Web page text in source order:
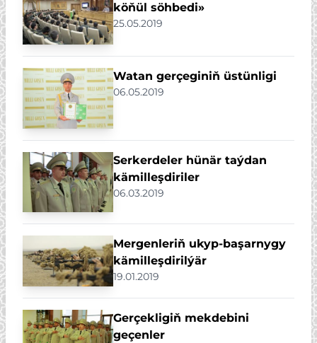
köňül söhbedi»
25.05.2019
Watan gerçeginiň üstünligi
06.05.2019
Serkerdeler hünär taýdan
kämilleşdiriler
06.03.2019
Mergenleriň ukyp-başarnygy
kämilleşdirilýär
19.01.2019
Gerçekligiň mekdebini
geçenler